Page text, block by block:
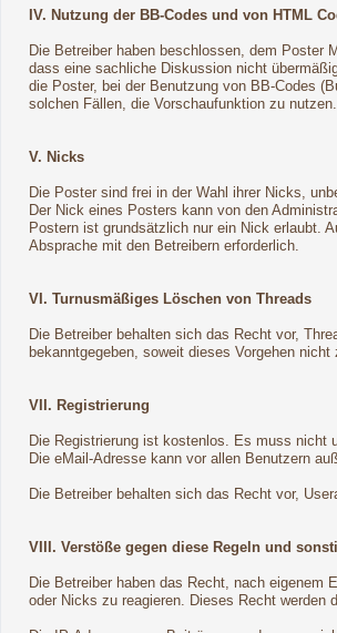
IV. Nutzung der BB-Codes und von HTML
Die Betreiber haben beschlossen, dem Poster
dass eine sachliche Diskussion nicht
die Poster, bei der Benutzung von BB-Codes
solchen Fällen, die Vorschaufunktion zu
V. Nicks
Die Poster sind frei in der Wahl ihrer Nicks,
Der Nick eines Posters kann von den
Postern ist grundsätzlich nur ein Nick erlaubt.
Absprache mit den Betreibern erforderlich.
VI. Turnusmäßiges Löschen von Threads
Die Betreiber behalten sich das Recht vor,
bekanntgegeben, soweit dieses Vorgehen
VII. Registrierung
Die Registrierung ist kostenlos. Es muss nicht
Die eMail-Adresse kann vor allen Benutzern
Die Betreiber behalten sich das Recht vor,
VIII. Verstöße gegen diese Regeln und
Die Betreiber haben das Recht, nach eigenem
oder Nicks zu reagieren. Dieses Recht werden